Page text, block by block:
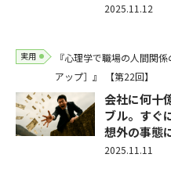
2025.11.12
実用
『心理学で職場の人間関
アップ］』
【第22回】
会社に何十
ブル。すぐ
想外の事態
2025.11.11